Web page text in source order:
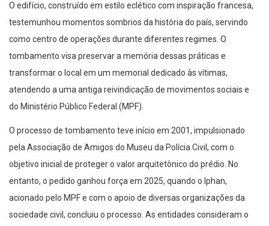
O edifício, construído em estilo eclético com inspiração francesa,
testemunhou momentos sombrios da história do país, servindo
como centro de operações durante diferentes regimes. O
tombamento visa preservar a memória dessas práticas e
transformar o local em um memorial dedicado às vítimas,
atendendo a uma antiga reivindicação de movimentos sociais e
do Ministério Público Federal (MPF).
O processo de tombamento teve início em 2001, impulsionado
pela Associação de Amigos do Museu da Polícia Civil, com o
objetivo inicial de proteger o valor arquitetônico do prédio. No
entanto, o pedido ganhou força em 2025, quando o Iphan,
acionado pelo MPF e com o apoio de diversas organizações da
sociedade civil, concluiu o processo. As entidades consideram o